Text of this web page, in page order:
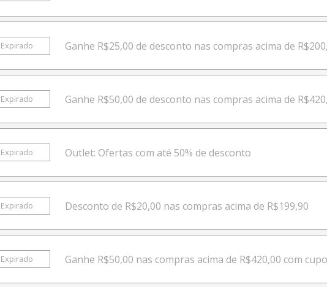
Expirado Ganhe R$25,00 de desconto nas compras acima de
Expirado Ganhe R$50,00 de desconto nas compras acima de
Expirado Outlet: Ofertas com até 50% de desconto
Expirado Desconto de R$20,00 nas compras acima de R$199,90
Expirado Ganhe R$50,00 nas compras acima de R$420,00 com